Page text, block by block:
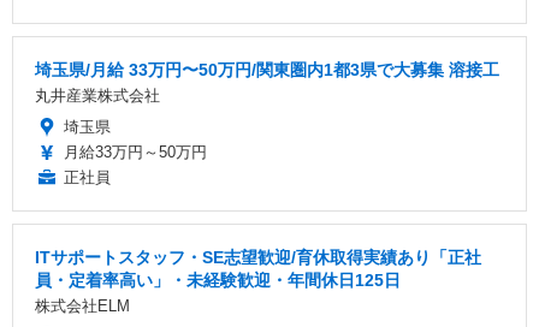
埼玉県/月給 33万円〜50万円/関東圏内1都3県で大募集 溶接工
丸井産業株式会社
埼玉県
月給33万円～50万円
正社員
ITサポートスタッフ・SE志望歓迎/育休取得実績あり「正社
員・定着率高い」・未経験歓迎・年間休日125日
株式会社ELM